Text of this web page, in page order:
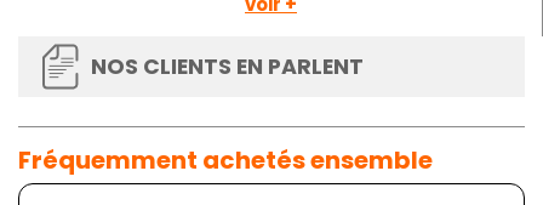
NOS CLIENTS EN PARLENT
Fréquemment achetés ensemble